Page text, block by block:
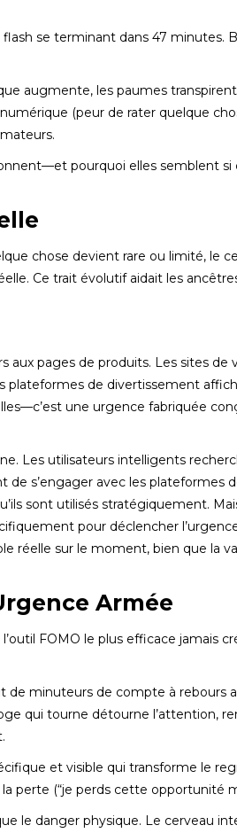
se terminant dans 47 minutes.
augmente, les paumes
(peur de rater quelque
pourquoi elles semblent si
chose devient rare ou limité, le
Ce trait évolutif aidait les
pages de produits. Les sites de
plateformes de divertissement
une urgence fabriquée
Les utilisateurs intelligents
de s’engager avec les plateformes
sont utilisés stratégiquement.
pour déclencher
réelle sur le moment, bien que la
Armée
FOMO le plus efficace jamais
minuteurs de compte à rebours
qui tourne détourne l’attention,
et visible qui transforme le
perte (“je perds cette opportunité
le danger physique. Le cerveau